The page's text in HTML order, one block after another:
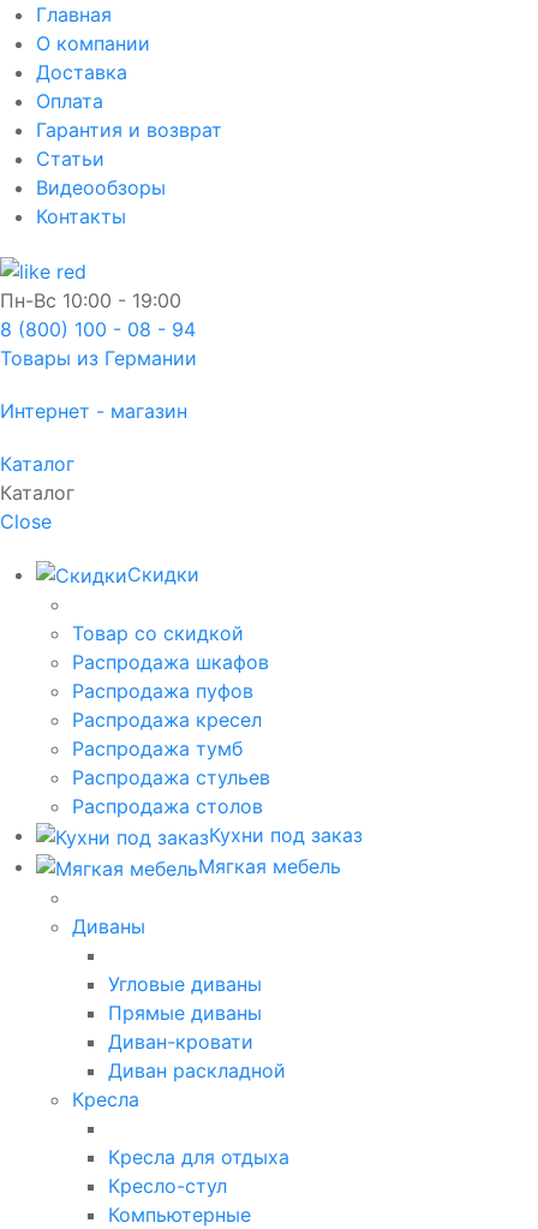
Главная
О компании
Доставка
Оплата
Гарантия и возврат
Статьи
Видеообзоры
Контакты
Пн-Вс 10:00 - 19:00
8 (800) 100 - 08 - 94
Товары из Германии
Интернет - магазин
Каталог
Каталог
Close
Скидки
Товар со скидкой
Распродажа шкафов
Распродажа пуфов
Распродажа кресел
Распродажа тумб
Распродажа стульев
Распродажа столов
Кухни под заказ
Мягкая мебель
Диваны
Угловые диваны
Прямые диваны
Диван-кровати
Диван раскладной
Кресла
Кресла для отдыха
Кресло-стул
Компьютерные